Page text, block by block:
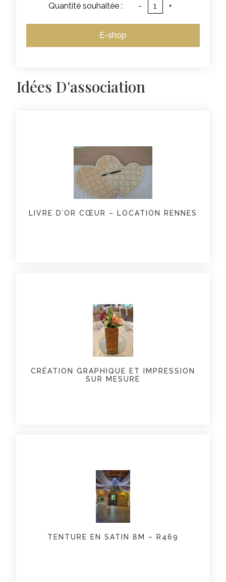
Quantité souhaitée : - +
E-shop
Idées D'association
LIVRE D’OR CŒUR – LOCATION RENNES
CRÉATION GRAPHIQUE ET IMPRESSION
SUR MESURE
TENTURE EN SATIN 8M – R469